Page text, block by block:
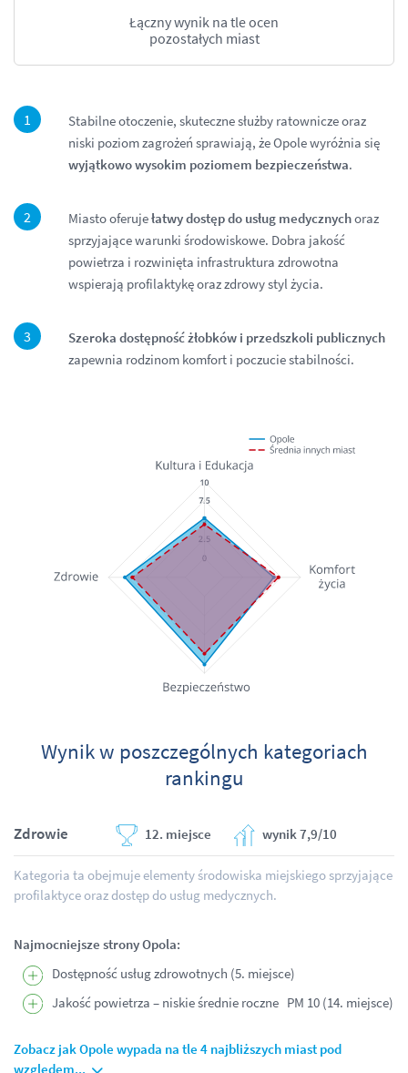
Łączny wynik na tle ocen
pozostałych miast
Stabilne otoczenie, skuteczne służby ratownicze oraz
niski poziom zagrożeń sprawiają, że Opole wyróżnia się
wyjątkowo wysokim poziomem bezpieczeństwa.
Miasto oferujełatwy dostęp do usług medycznychoraz
sprzyjające warunki środowiskowe. Dobra jakość
powietrza i rozwinięta infrastruktura zdrowotna
wspierają profilaktykę oraz zdrowy styl życia.
Szeroka dostępność żłobków i przedszkoli publicznych
zapewnia rodzinom komfort i poczucie stabilności.
Wynik w poszczególnych kategoriach
rankingu
Zdrowie 12. miejsce wynik 7,9/10
Kategoria ta obejmuje elementy środowiska miejskiego sprzyjające
profilaktyce oraz dostęp do usług medycznych.
Najmocniejsze strony Opola:
Dostępność usług zdrowotnych (5. miejsce)
Jakość powietrza – niskie średnie roczne PM 10 (14. miejsce)
Zobacz jak Opole wypada na tle 4 najbliższych miast pod
względem...